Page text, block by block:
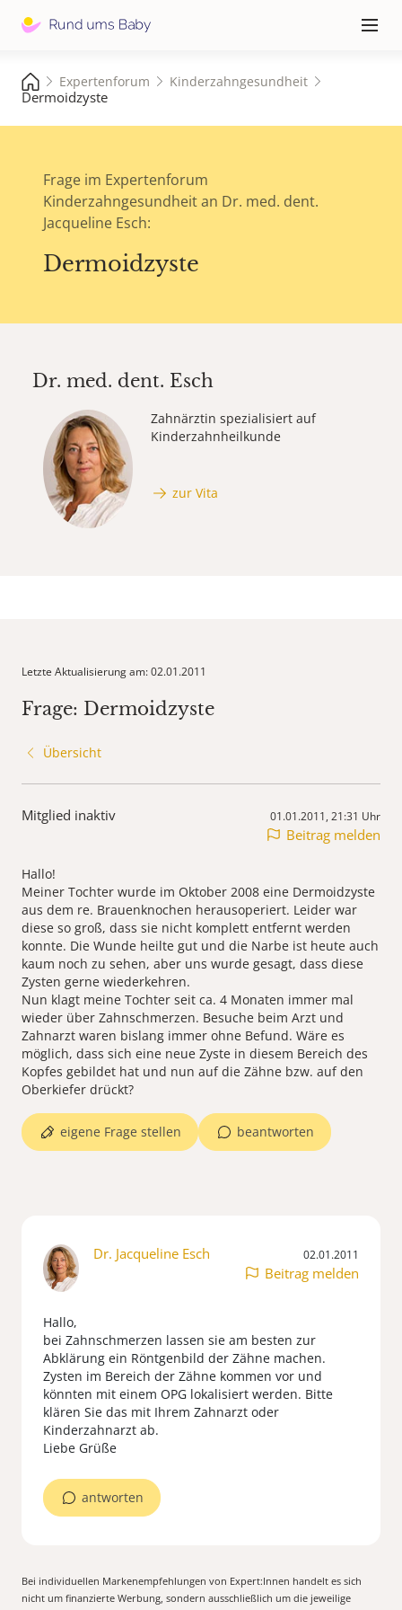
≡
Expertenforum Kinderzahngesundheit
Dermoidzyste
Frage im Expertenforum
Kinderzahngesundheit an Dr. med. dent.
Jacqueline Esch:
Dermoidzyste
Dr. med. dent. Esch
Zahnärztin spezialisiert auf
Kinderzahnheilkunde
zur Vita
Letzte Aktualisierung am: 02.01.2011
Frage: Dermoidzyste
Übersicht
Mitglied inaktiv 01.01.2011, 21:31 Uhr
Beitrag melden
Hallo!
Meiner Tochter wurde im Oktober 2008 eine Dermoidzyste
aus dem re. Brauenknochen herausoperiert. Leider war
diese so groß, dass sie nicht komplett entfernt werden
konnte. Die Wunde heilte gut und die Narbe ist heute auch
kaum noch zu sehen, aber uns wurde gesagt, dass diese
Zysten gerne wiederkehren.
Nun klagt meine Tochter seit ca. 4 Monaten immer mal
wieder über Zahnschmerzen. Besuche beim Arzt und
Zahnarzt waren bislang immer ohne Befund. Wäre es
möglich, dass sich eine neue Zyste in diesem Bereich des
Kopfes gebildet hat und nun auf die Zähne bzw. auf den
Oberkiefer drückt?
beantworten
eigene Frage stellen
Dr. Jacqueline Esch 02.01.2011
Beitrag melden
Hallo,
bei Zahnschmerzen lassen sie am besten zur
Abklärung ein Röntgenbild der Zähne machen.
Zysten im Bereich der Zähne kommen vor und
könnten mit einem OPG lokalisiert werden. Bitte
klären Sie das mit Ihrem Zahnarzt oder
Kinderzahnarzt ab.
Liebe Grüße
antworten
Bei individuellen Markenempfehlungen von Expert:Innen handelt es sich
nicht um finanzierte Werbung, sondern ausschließlich um die jeweilige